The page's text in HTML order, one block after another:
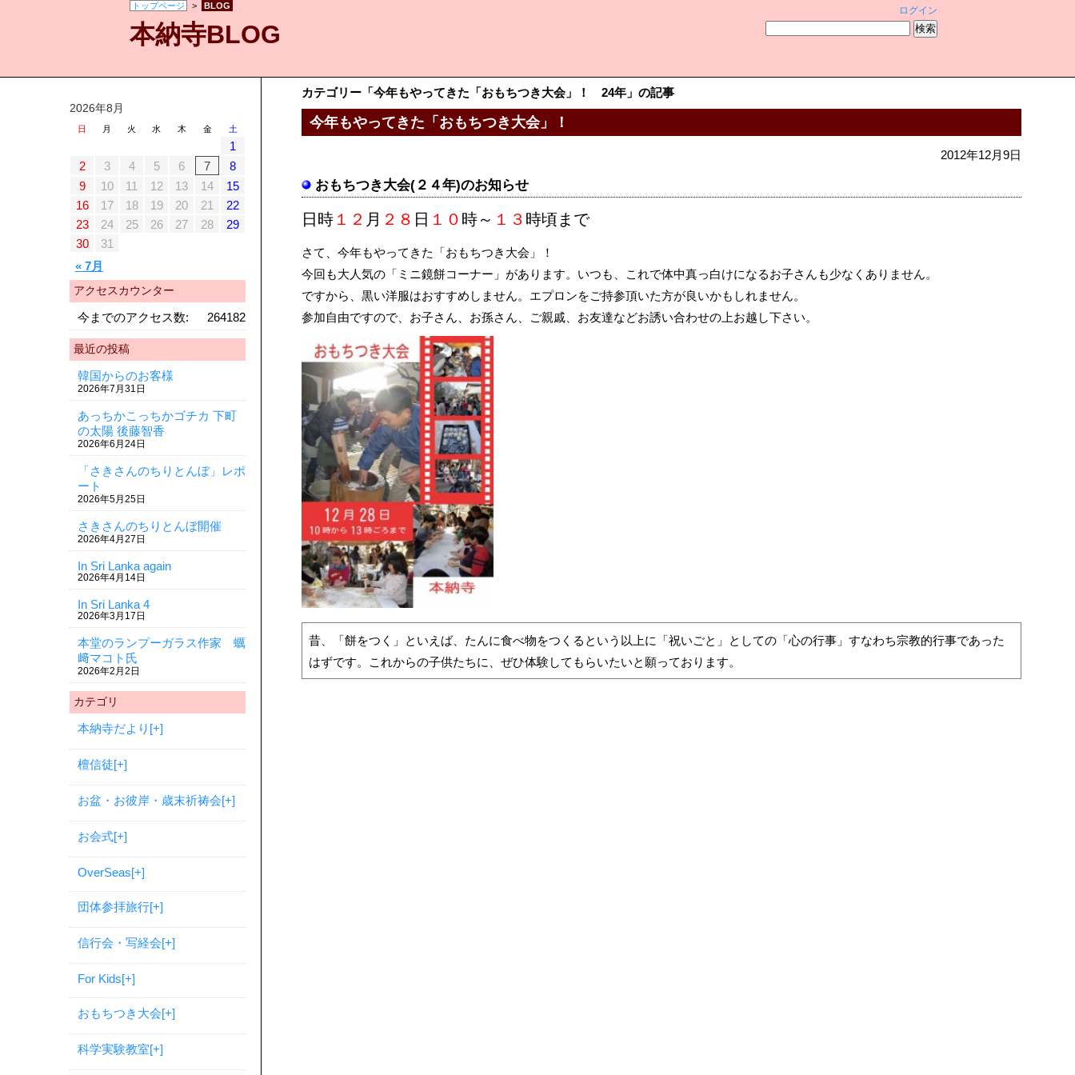
ログイン
本納寺BLOG
トップページ > BLOG
2026年8月
日 月 火 水 木 金 土
« 7月
1
2
3 4 5 6 7
8
9
10 11 12 13 14
15
16
17 18 19 20 21
22
23
24 25 26 27 28
29
30
31
アクセスカウンター
264182
今までのアクセス数:
最近の投稿
韓国からのお客様
2026年7月31日
あっちかこっちかゴチカ 下町
の太陽 後藤智香
2026年6月24日
「さきさんのちりとんぼ」レポ
ート
2026年5月25日
さきさんのちりとんぼ開催
2026年4月27日
In Sri Lanka again
2026年4月14日
In Sri Lanka 4
2026年3月17日
本堂のランプーガラス作家 蠣
﨑マコト氏
2026年2月2日
カテゴリ
本納寺だより [+]
檀信徒[+]
お盆・お彼岸・歳末祈祷会[+]
お会式[+]
OverSeas[+]
団体参拝旅行[+]
信行会・写経会[+]
For Kids[+]
おもちつき大会[+]
科学実験教室[+]
カテゴリー「今年もやってきた「おもちつき大会」！ 24年」の記事
今年もやってきた「おもちつき大会」！
2012年12月9日
おもちつき大会(２４年)のお知らせ
日時 １２ 月 ２８ 日 １０ 時～ １３ 時頃まで
さて、今年もやってきた「おもちつき大会」！
今回も大人気の「ミニ鏡餅コーナー」があります。いつも、これで体中真っ白けになるお子さんも少なくありません。
ですから、黒い洋服はおすすめしません。エプロンをご持参頂いた方が良いかもしれません。
参加自由ですので、お子さん、お孫さん、ご親戚、お友達などお誘い合わせの上お越し下さい。
昔、「餅をつく」といえば、たんに食べ物をつくるという以上に「祝いごと」としての「心の行事」すなわち宗教的行事であった
はずです。これからの子供たちに、ぜひ体験してもらいたいと願っております。